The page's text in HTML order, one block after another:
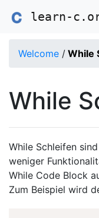
learn-
Welcome / While
While
While Schleifen
weniger
While Code Block
Zum Beispiel wird